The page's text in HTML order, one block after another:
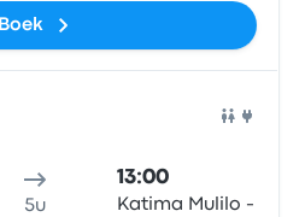
Boek
5u
13:00
Katima Mulilo -